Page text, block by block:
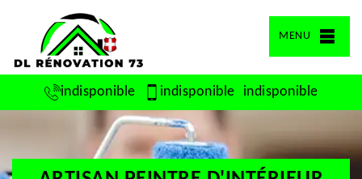
MENU
indisponible indisponible indisponible